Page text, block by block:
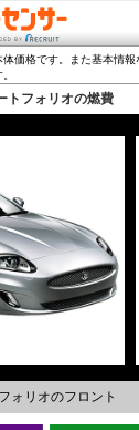
価格です。また基本情
トフォリオの燃費
ォリオのフロント